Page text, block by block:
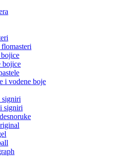
bojice
i vodene boje
signiri
signiri